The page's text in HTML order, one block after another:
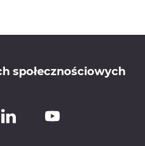
społecznościowych